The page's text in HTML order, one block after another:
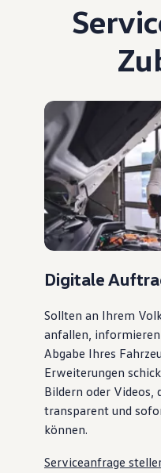
Digitale
Sollten an Ihrem
anfallen,
Abgabe Ihres
Erweiterungen
Bildern oder Videos,
transparent und
können.
Serviceanfrage